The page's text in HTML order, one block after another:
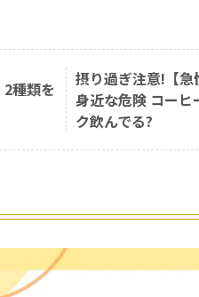
2種類を
摂り過ぎ注意!【急
身近な危険 コーヒ
ク飲んでる?